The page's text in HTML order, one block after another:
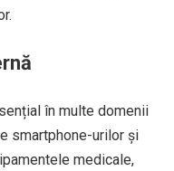
în multe domenii
smartphone-urilor și
medicale,